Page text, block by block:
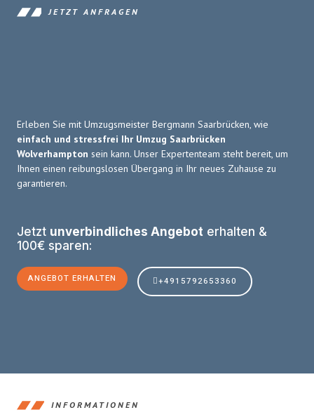
JETZT ANFRAGEN
Erleben Sie mit Umzugsmeister Bergmann Saarbrücken, wie
einfach und stressfrei Ihr Umzug Saarbrücken
Wolverhampton sein kann. Unser Expertenteam steht bereit, um
Ihnen einen reibungslosen Übergang in Ihr neues Zuhause zu
garantieren.
Jetzt unverbindliches Angebot erhalten &
100€ sparen:
ANGEBOT ERHALTEN +4915792653360
INFORMATIONEN